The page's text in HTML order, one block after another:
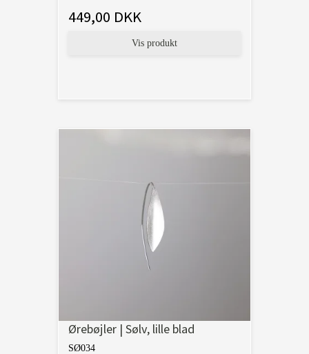
449,00 DKK
Vis produkt
Ørebøjler | Sølv, lille blad
SØ034